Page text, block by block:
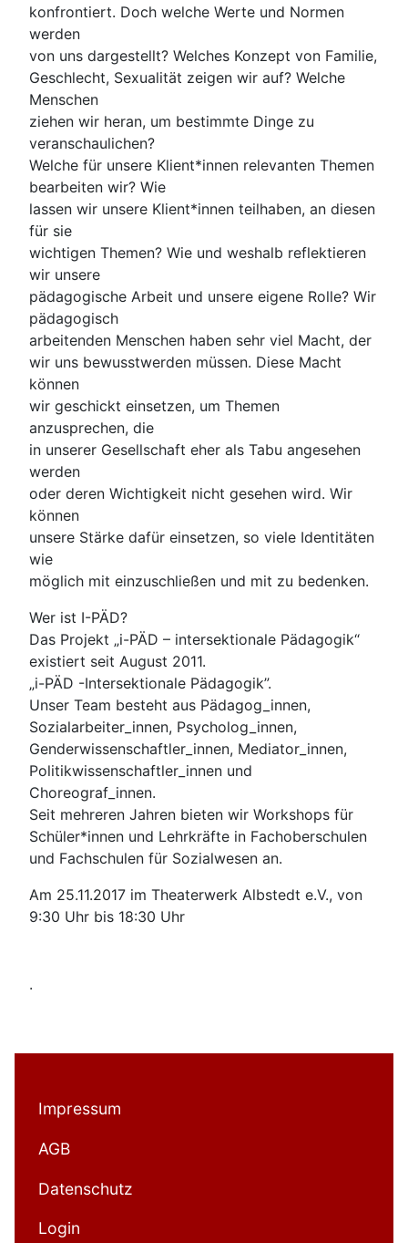
konfrontiert. Doch welche Werte und Normen
werden
von uns dargestellt? Welches Konzept von Familie,
Geschlecht, Sexualität zeigen wir auf? Welche
Menschen
ziehen wir heran, um bestimmte Dinge zu
veranschaulichen?
Welche für unsere Klient*innen relevanten Themen
bearbeiten wir? Wie
lassen wir unsere Klient*innen teilhaben, an diesen
für sie
wichtigen Themen? Wie und weshalb reflektieren
wir unsere
pädagogische Arbeit und unsere eigene Rolle? Wir
pädagogisch
arbeitenden Menschen haben sehr viel Macht, der
wir uns bewusstwerden müssen. Diese Macht
können
wir geschickt einsetzen, um Themen
anzusprechen, die
in unserer Gesellschaft eher als Tabu angesehen
werden
oder deren Wichtigkeit nicht gesehen wird. Wir
können
unsere Stärke dafür einsetzen, so viele Identitäten
wie
möglich mit einzuschließen und mit zu bedenken.
Wer ist I-PÄD?
Das Projekt „i-PÄD – intersektionale Pädagogik“
existiert seit August 2011.
„i-PÄD -Intersektionale Pädagogik”.
Unser Team besteht aus Pädagog_innen,
Sozialarbeiter_innen, Psycholog_innen,
Genderwissenschaftler_innen, Mediator_innen,
Politikwissenschaftler_innen und
Choreograf_innen.
Seit mehreren Jahren bieten wir Workshops für
Schüler*innen und Lehrkräfte in Fachoberschulen
und Fachschulen für Sozialwesen an.
Am 25.11.2017 im Theaterwerk Albstedt e.V., von
9:30 Uhr bis 18:30 Uhr
.
Impressum
AGB
Datenschutz
Login